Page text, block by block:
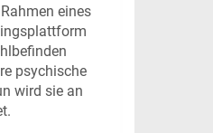
eines
psychische
wird sie an